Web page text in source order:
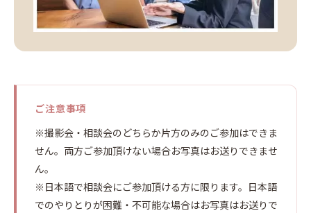
ご注意事項
※撮影会・相談会のどちらか片方のみのご参加はできま
せん。両方ご参加頂けない場合お写真はお送りできませ
ん。
※日本語で相談会にご参加頂ける方に限ります。日本語
でのやりとりが困難・不可能な場合はお写真はお送りで